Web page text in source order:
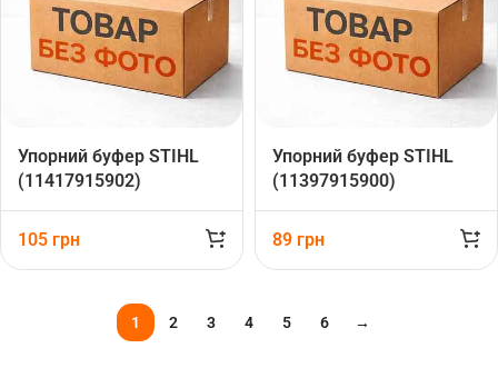
Упорний буфер STIHL
(11417915902)
105 грн
Упорний буфер STIHL
(11397915900)
89 грн
1 2 3 4 5 6 →